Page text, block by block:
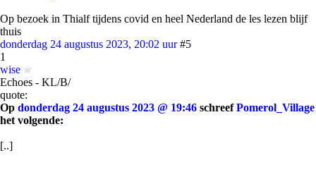
Op bezoek in Thialf tijdens covid en heel Nederland de les lezen blijf
thuis
donderdag 24 augustus 2023, 20:02 uur #5
1
wise
Echoes - KL/B/
quote:
Op donderdag 24 augustus 2023 @ 19:46 schreefPomerol_Village
het volgende:
[..]